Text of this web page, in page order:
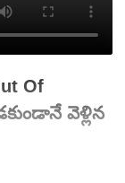
Of
వెళ్లిన